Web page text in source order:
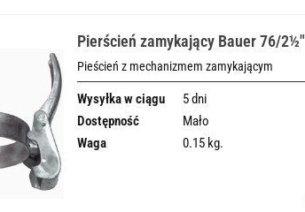
Pierścień zamykający Bauer 76/2½"
Pieścień z mechanizmem zamykającym
Wysyłka w ciągu
5 dni
Dostępność
Mało
Waga
0.15 kg.